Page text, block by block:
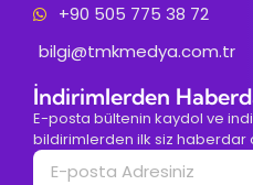
+90 505 775 38 72
bilgi@tmkmedya.com.tr
İndirimlerden
E-posta bültenin kaydol ve
bildirimlerden ilk siz haberdar